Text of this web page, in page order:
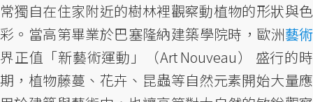
常獨自在住家附近的樹林裡觀察動植物的形狀與色
彩。當高第畢業於巴塞隆納建築學院時，歐洲藝術
界正值「新藝術運動」（Art Nouveau） 盛行的時
期，植物藤蔓、花卉、昆蟲等自然元素開始大量應